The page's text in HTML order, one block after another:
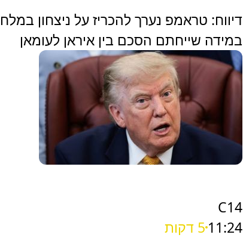
דיווח: טראמפ נערך להכריז על ניצחון
במידה שייחתם הסכם בין איראן לעומאן
C14
11:24 5 דקות